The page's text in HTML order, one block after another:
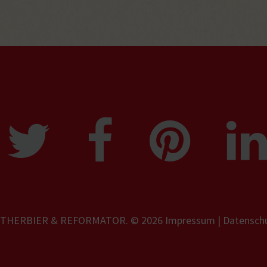
& REFORMATOR. © 2026 Impressum |